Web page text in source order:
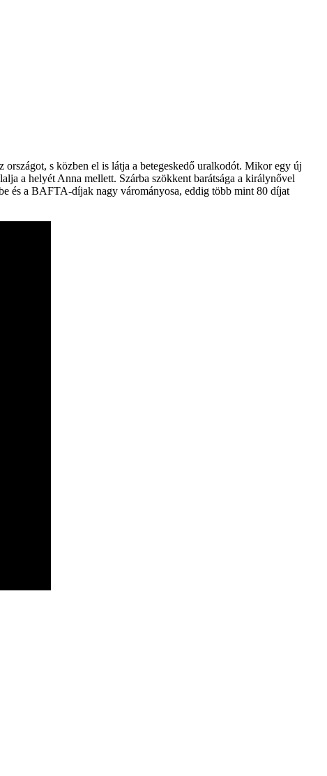
s közben el is látja a betegeskedő uralkodót. Mikor egy új
a helyét Anna mellett. Szárba szökkent barátsága a királynővel
és a BAFTA-díjak nagy várományosa, eddig több mint 80 díjat